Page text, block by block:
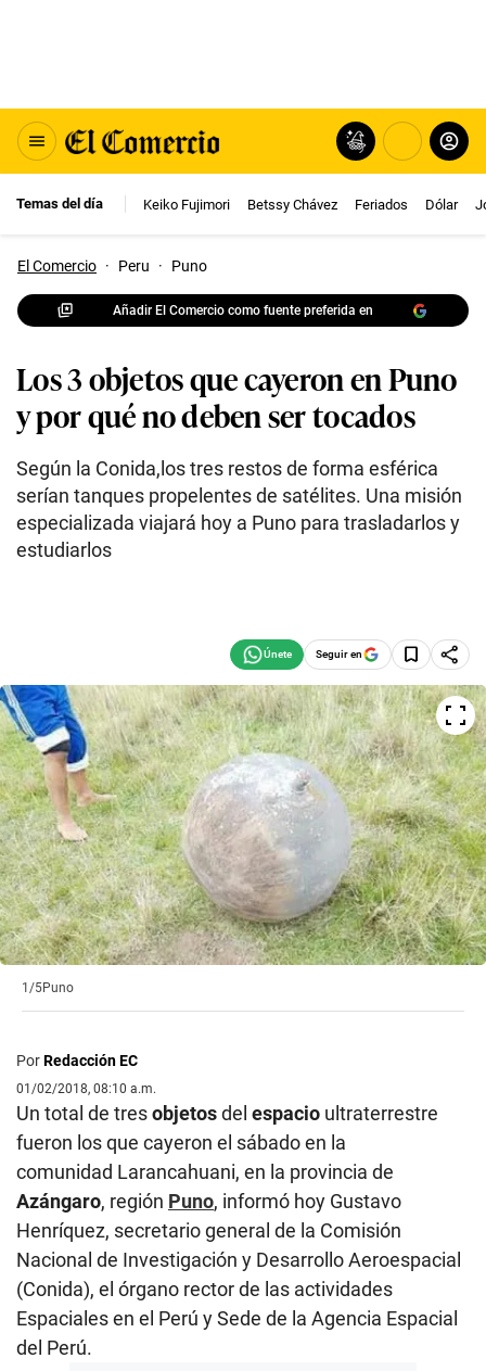
Temas del día Keiko Fujimori Betssy Chávez Feriados Dólar
El Comercio · Peru · Puno
Añadir El Comercio como fuente preferida en
Los 3 objetos que cayeron en Puno
y por qué no deben ser tocados
Según la Conida,los tres restos de forma esférica
serían tanques propelentes de satélites. Una misión
especializada viajará hoy a Puno para trasladarlos y
estudiarlos
Seguir en
1/5Puno
PorRedacción EC
01/02/2018, 08:10 a.m.
Un total de tresobjetosdel espacio ultraterrestre
fueron los que cayeron el sábado en la
comunidad Larancahuani, en la provincia de
Azángaro, región Puno, informó hoy Gustavo
Henríquez, secretario general de la Comisión
Nacional de Investigación y Desarrollo Aeroespacial
(Conida), el órgano rector de las actividades
Espaciales en el Perú y Sede de la Agencia Espacial
del Perú.